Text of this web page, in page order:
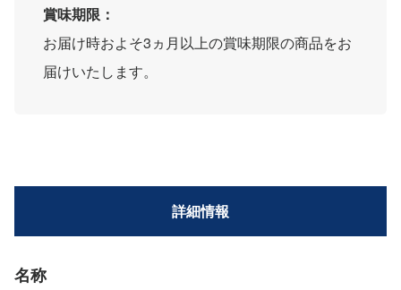
賞味期限：
お届け時およそ3ヵ月以上の賞味期限の商品をお
届けいたします。
詳細情報
名称